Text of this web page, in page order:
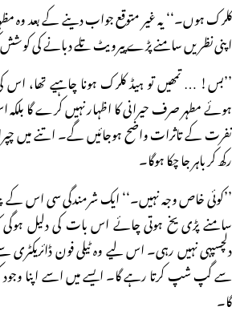
کلرک ہوں۔‘‘ یہ غیر متوقع جواب دینے کے بعد وہ
اپنی نظریں سامنے پڑے پیرویٹ تلے دبانے کی
’’بس! … تمھیں تو ہیڈ کلرک ہونا چاہیے تھا، اس
ہوئے مطہر صرف حیرانی کا اظہار نہیں کرے گا
نفرت کے تاثرات واضح ہوجائیں گے۔ اتنے میں
رکھ کر باہر جا چکا ہوگا۔
’’کوئی خاص وجہ نہیں۔‘‘ ایک شرمندگی سی اس کے
سامنے پڑی یخ ہوتی چائے اس بات کی دلیل
دلچسپہی نہیں رہی۔ اس لیے وہ ٹیلی فون ڈائریکٹری
سے گپ شپ کرتا رہے گا۔ ایسے میں اسے اپنا وجود
گا۔